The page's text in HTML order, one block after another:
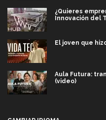
¿Quieres
Innovación del
El joven que
Aula Futura:
(video)